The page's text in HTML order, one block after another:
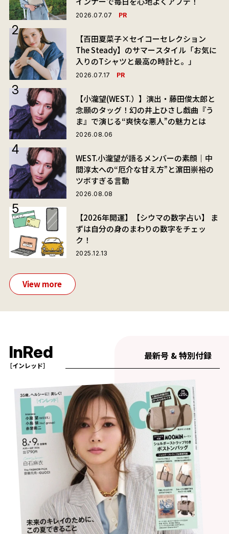
2026.07.07 PR
【百田夏菜子×セイコーセレクション
The Steady】のサマースタイル「お気に
入りのTシャツと最高の時計と。」
2026.07.17 PR
【小瀧望(WEST.）】演出・藤田俊太郎と
念願のタッグ！幻の井上ひさし戯曲『う
ま』で演じる“爽快な悪人”の魅力とは
2026.08.06
WEST.小瀧望が語るメンバーの素顔｜中
間淳太への“厄介な甘え方”と濵田崇裕の
ツボすぎる言動
2026.08.08
【2026年開運】【シウマの数字占い】 ま
ずは自分の身のまわりの数字をチェッ
ク！
2025.12.13
View more
InRed
［インレッド］
最新号 & 特別付録